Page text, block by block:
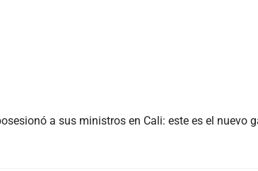
a sus ministros en Cali: este es el nuevo